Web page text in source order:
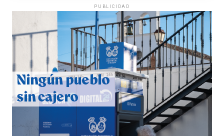
QUINTA CORRIDA DE LAS FIESTAS COLOMBINAS
2026
hace 5 días·Huelvatv
PUBLICIDAD